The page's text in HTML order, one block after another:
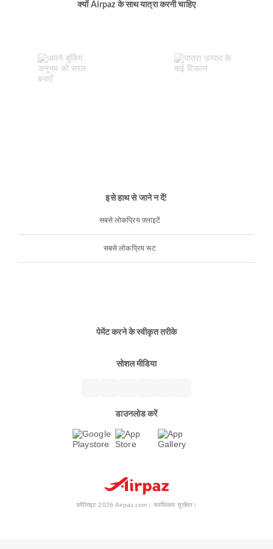
क्यों Airpaz के साथ यात्रा करनी चाहिए
इसे हाथ से जाने न दें!
सबसे लोकप्रिय फ़्लाइटें
सबसे लोकप्रिय रूट
पेमेंट करने के स्वीकृत तरीके
सोशल मीडिया
डाउनलोड करें
कॉपीराइट 2026 Airpaz.com। सर्वाधिकार सुरक्षित।